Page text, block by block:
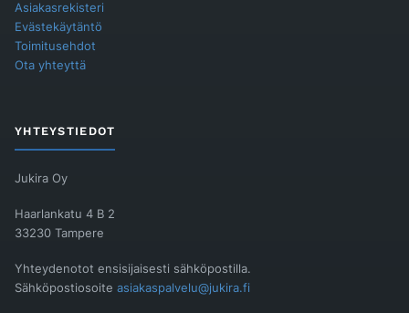
Asiakasrekisteri
Evästekäytäntö
Toimitusehdot
Ota yhteyttä
YHTEYSTIEDOT
Jukira Oy
Haarlankatu 4 B 2
33230 Tampere
Yhteydenotot ensisijaisesti sähköpostilla.
Sähköpostiosoite asiakaspalvelu@jukira.fi